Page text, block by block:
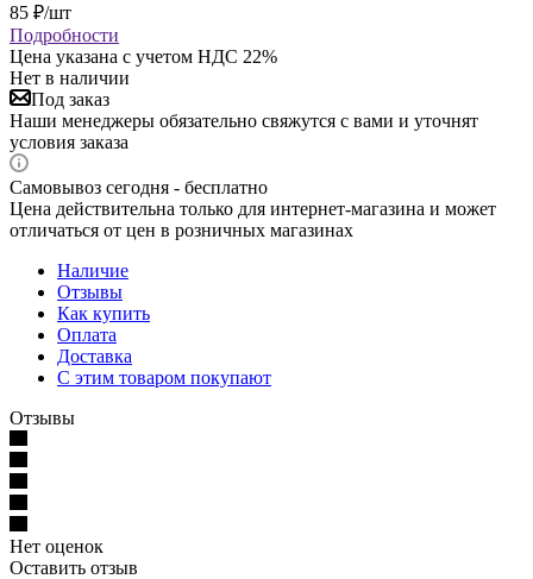
85 ₽/шт
Подробности
Цена указана с учетом НДС 22%
Нет в наличии
Под заказ
Наши менеджеры обязательно свяжутся с вами и уточнят
условия заказа
Самовывоз сегодня - бесплатно
Цена действительна только для интернет-магазина и может
отличаться от цен в розничных магазинах
Наличие
Отзывы
Как купить
Оплата
Доставка
С этим товаром покупают
Отзывы
Нет оценок
Оставить отзыв